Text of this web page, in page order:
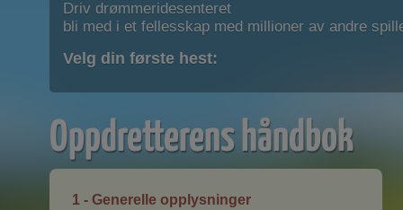
Driv drømmeridesenteret
bli med i et fellesskap med millioner av andre
Velg din første hest:
Oppdretterens håndbok
1 - Generelle opplysninger